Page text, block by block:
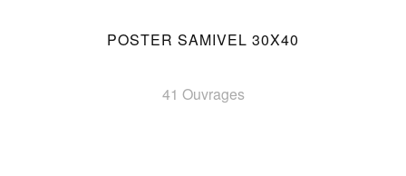
POSTER SAMIVEL 30X40
41 Ouvrages